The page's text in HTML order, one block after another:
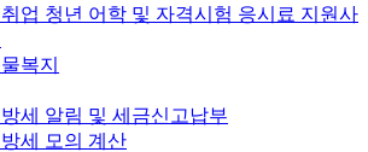
업 청년 어학 및 자격시험 응시료 지원사
복지
세 알림 및 세금신고납부
세 모의 계산